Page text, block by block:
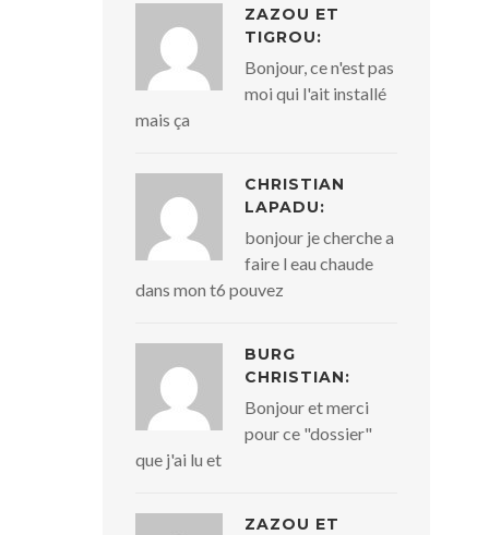
ZAZOU ET
TIGROU:
Bonjour, ce n'est pas
moi qui l'ait installé
mais ça
CHRISTIAN
LAPADU:
bonjour je cherche a
faire l eau chaude
dans mon t6 pouvez
BURG
CHRISTIAN:
Bonjour et merci
pour ce "dossier"
que j'ai lu et
ZAZOU ET